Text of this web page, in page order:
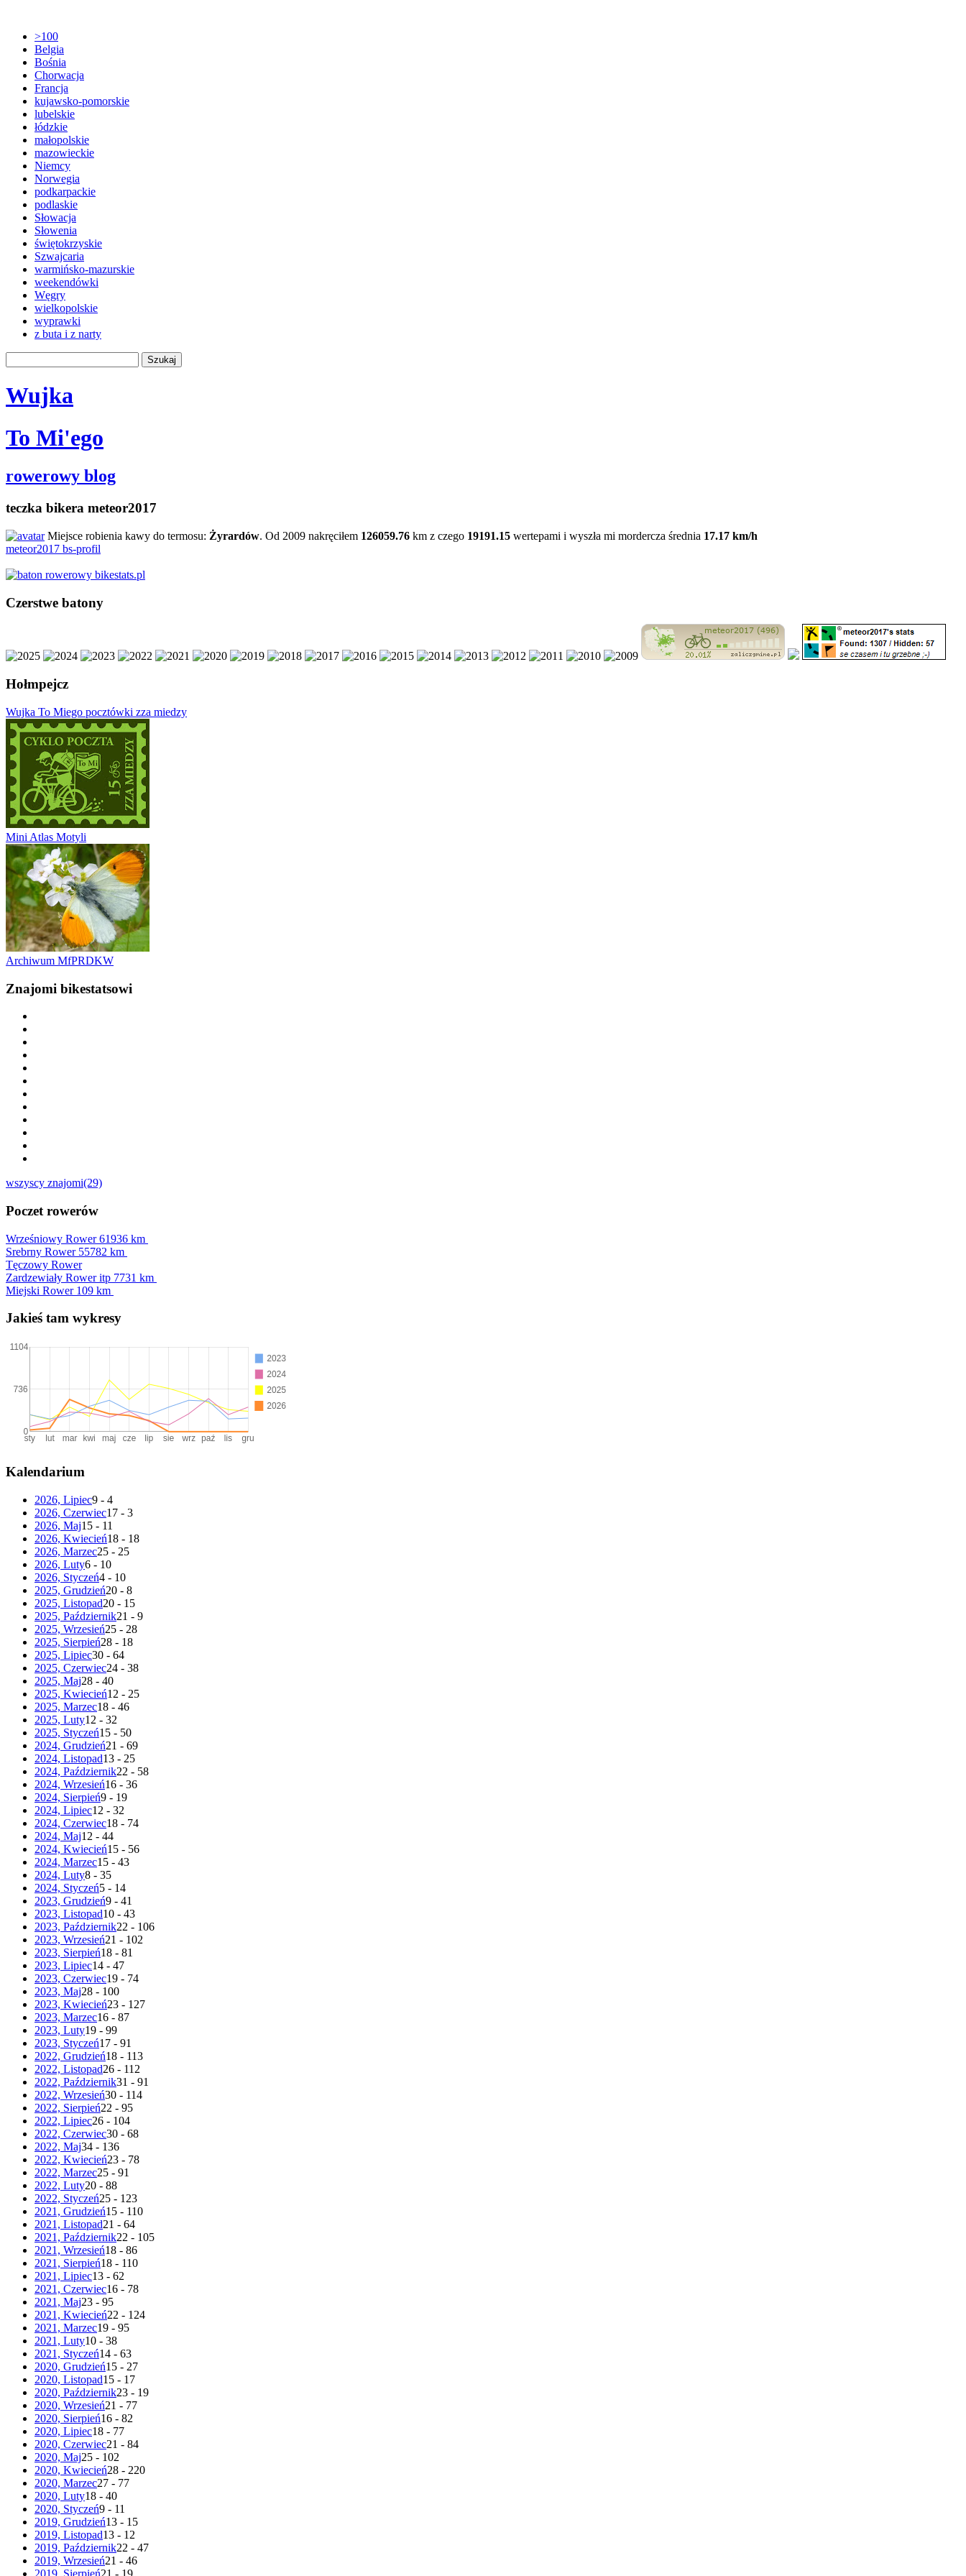
>100
Belgia
Bośnia
Chorwacja
Francja
kujawsko-pomorskie
lubelskie
łódzkie
małopolskie
mazowieckie
Niemcy
Norwegia
podkarpackie
podlaskie
Słowacja
Słowenia
świętokrzyskie
Szwajcaria
warmińsko-mazurskie
weekendówki
Węgry
wielkopolskie
wyprawki
z buta i z narty
Wujka
To Mi'ego
rowerowy blog
teczka bikera meteor2017
Miejsce robienia kawy do termosu: Żyrardów. Od 2009 nakręciłem 126059.76 km z czego 19191.15 wertepami i wyszła mi mordercza średnia 17.17 km/h
meteor2017 bs-profil
Czerstwe batony
Hołmpejcz
Wujka To Miego pocztówki zza miedzy
Mini Atlas Motyli
Archiwum MfPRDKW
Znajomi bikestatsowi
wszyscy znajomi(29)
Poczet rowerów
Wrześniowy Rower61936 km
Srebrny Rower 55782 km
Tęczowy Rower
Zardzewiały Rower itp 7731 km
Miejski Rower 109 km
Jakieś tam wykresy
Kalendarium
2026, Lipiec9 - 4
2026, Czerwiec17 - 3
2026, Maj15 - 11
2026, Kwiecień18 - 18
2026, Marzec25 - 25
2026, Luty6 - 10
2026, Styczeń4 - 10
2025, Grudzień20 - 8
2025, Listopad20 - 15
2025, Październik21 - 9
2025, Wrzesień25 - 28
2025, Sierpień28 - 18
2025, Lipiec30 - 64
2025, Czerwiec24 - 38
2025, Maj28 - 40
2025, Kwiecień12 - 25
2025, Marzec18 - 46
2025, Luty12 - 32
2025, Styczeń15 - 50
2024, Grudzień21 - 69
2024, Listopad13 - 25
2024, Październik22 - 58
2024, Wrzesień16 - 36
2024, Sierpień9 - 19
2024, Lipiec12 - 32
2024, Czerwiec18 - 74
2024, Maj12 - 44
2024, Kwiecień15 - 56
2024, Marzec15 - 43
2024, Luty8 - 35
2024, Styczeń5 - 14
2023, Grudzień9 - 41
2023, Listopad10 - 43
2023, Październik22 - 106
2023, Wrzesień21 - 102
2023, Sierpień18 - 81
2023, Lipiec14 - 47
2023, Czerwiec19 - 74
2023, Maj28 - 100
2023, Kwiecień23 - 127
2023, Marzec16 - 87
2023, Luty19 - 99
2023, Styczeń17 - 91
2022, Grudzień18 - 113
2022, Listopad26 - 112
2022, Październik31 - 91
2022, Wrzesień30 - 114
2022, Sierpień22 - 95
2022, Lipiec26 - 104
2022, Czerwiec30 - 68
2022, Maj34 - 136
2022, Kwiecień23 - 78
2022, Marzec25 - 91
2022, Luty20 - 88
2022, Styczeń25 - 123
2021, Grudzień15 - 110
2021, Listopad21 - 64
2021, Październik22 - 105
2021, Wrzesień18 - 86
2021, Sierpień18 - 110
2021, Lipiec13 - 62
2021, Czerwiec16 - 78
2021, Maj23 - 95
2021, Kwiecień22 - 124
2021, Marzec19 - 95
2021, Luty10 - 38
2021, Styczeń14 - 63
2020, Grudzień15 - 27
2020, Listopad15 - 17
2020, Październik23 - 19
2020, Wrzesień21 - 77
2020, Sierpień16 - 82
2020, Lipiec18 - 77
2020, Czerwiec21 - 84
2020, Maj25 - 102
2020, Kwiecień28 - 220
2020, Marzec27 - 77
2020, Luty18 - 40
2020, Styczeń9 - 11
2019, Grudzień13 - 15
2019, Listopad13 - 12
2019, Październik22 - 47
2019, Wrzesień21 - 46
2019, Sierpień21 - 19